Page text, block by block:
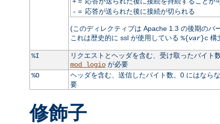
- = 応答が送られた後に接続が切られる
(このディレクティブは Apache 1.3 の後期のバ
これは歴史的に ssl が使用している %{var}c構
%I
リクエストとヘッダを含む、受け取ったバイ
mod_logioが必要
%O
ヘッダを含む、送信したバイト数。0 にはなら
要
修飾子